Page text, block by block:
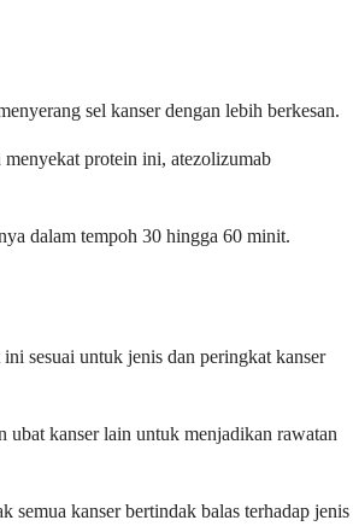
sel kanser dengan lebih berkesan.
protein ini, atezolizumab
dalam tempoh 30 hingga 60 minit.
sesuai untuk jenis dan peringkat kanser
ubat kanser lain untuk menjadikan rawatan
semua kanser bertindak balas terhadap jenis